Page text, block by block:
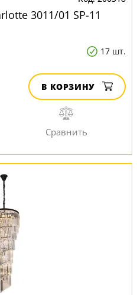
3011/01 SP-11
17 шт.
В КОРЗИНУ